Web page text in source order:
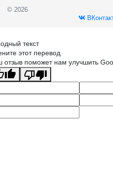
© 2026
текст
этот перевод
отзыв поможет нам улучшить